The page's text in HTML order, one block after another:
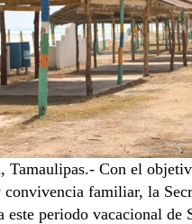
Tamaulipas.- Con el
familiar, la
este periodo vacacional de